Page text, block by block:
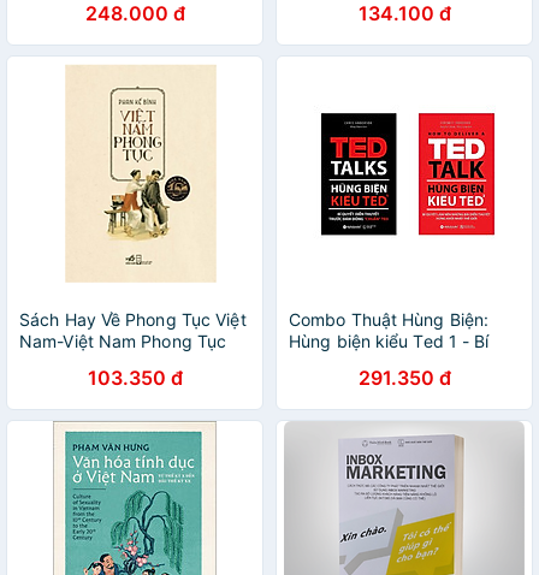
248.000 đ 134.100 đ
Sách Hay Về Phong Tục Việt
Nam-Việt Nam Phong Tục
103.350 đ
Combo Thuật Hùng Biện:
Hùng biện kiểu Ted 1 - Bí
đông "chuẩn" + Hùng biện
kiểu Ted 2
291.350 đ